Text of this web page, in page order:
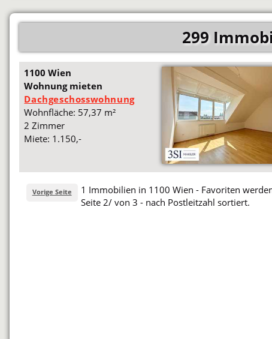
299
1100 Wien
Wohnung mieten
Dachgeschosswohnung
Wohnfläche: 57,37 m²
2 Zimmer
Miete: 1.150,-
Vorige Seite
1 Immobilien in 1100 Wien - Favoriten
Seite 2/ von 3 - nach Postleitzahl sortiert.